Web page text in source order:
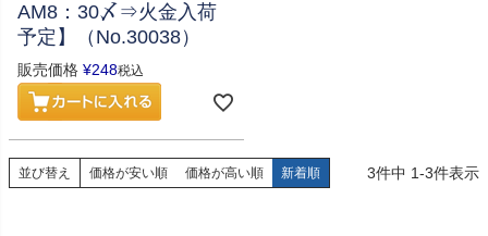
AM8：30〆⇒火金入荷
予定】（No.30038）
販売価格 ¥248税込
並び替え 価格が安い順 価格が高い順 新着順 3件中 1-3件表示